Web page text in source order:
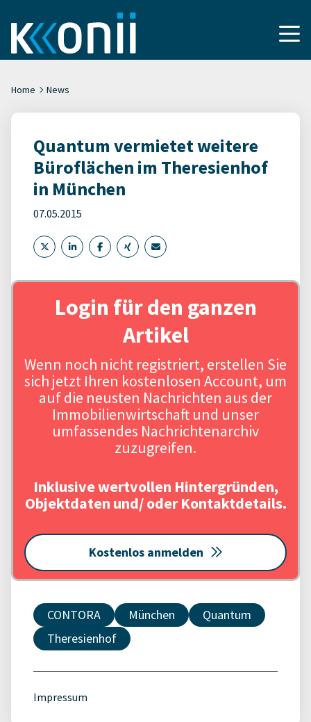
Home News
Quantum vermietet weitere
Büroflächen im Theresienhof
in München
07.05.2015
Login für den ganzen
Artikel
Wenn noch nicht registriert, erstellen Sie
sich jetzt Ihren kostenlosen Account, um
auf die neusten Nachrichten aus der
Immobilienwirtschaft und unser
umfassendes Nachrichtenarchiv
zuzugreifen.
Inklusive wertvollen Hintergründen,
Objektdaten und/ oder Kontaktdetails.
Kostenlos anmelden
CONTORA München
Quantum
Theresienhof
Impressum